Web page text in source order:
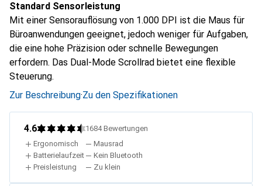
Standard Sensorleistung
Mit einer Sensorauflösung von 1.000 DPI ist die Maus für
Büroanwendungen geeignet, jedoch weniger für Aufgaben,
die eine hohe Präzision oder schnelle Bewegungen
erfordern. Das Dual-Mode Scrollrad bietet eine flexible
Steuerung.
Zur Beschreibung·Zu den Spezifikationen
4.6 1684 Bewertungen
Ergonomisch
Batterielaufzeit
Preisleistung
Mausrad
Kein Bluetooth
Zu klein